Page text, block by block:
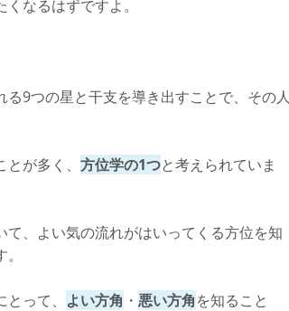
なるはずですよ。
9つの星と干支を導き出すことで、その人
が多く、 方位学の1つと考えられていま
て、よい気の流れがはいってくる方位を知
って、 よい方角 ・ 悪い方角を知ること